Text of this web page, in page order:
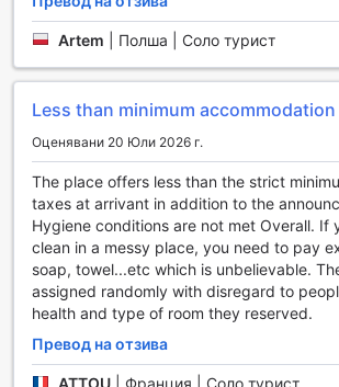
изключителни удобства, които
безпроблемен престой. Сред тях е
грижите за чистото си облекло, а
почистване на стаите осигурява
стая, наличната стая за обслужване е
разположение за бързи и лесни
време.
С Trendy Hostel, свързаността е на
Гостите могат да се възползват от
стаите, както и в обществените зони,
лесен достъп до интернет за работа или
следващите приключения в Париж.
експресно настаняване и напускане,
възможността за съхранение на багаж,
Artem Полша | Соло турист
Less than minimum accommodation
Оценявани 20 Юли 2026 г.
The place offers less than the strict
taxes at arrivant in addition to the
Hygiene conditions are not met Overall. If
clean in a messy place, you need to pay
soap, towel...etc which is unbelievable.
assigned randomly with disregard to
health and type of room they reserved.
Превод на отзива
ATTOU Франция | Соло турист